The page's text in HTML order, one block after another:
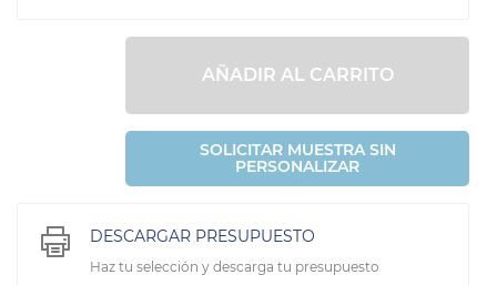
AÑADIR AL CARRITO
SOLICITAR MUESTRA SIN
PERSONALIZAR
DESCARGAR PRESUPUESTO
Haz tu selección y descarga tu presupuesto